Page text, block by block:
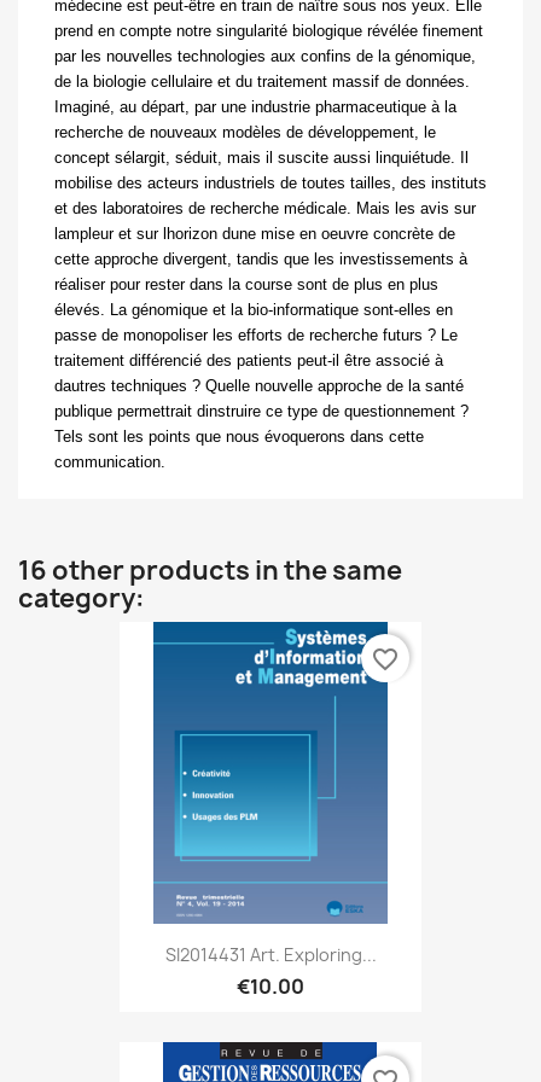
médecine est peut-être en train de naître sous nos yeux. Elle
prend en compte notre singularité biologique révélée finement
par les nouvelles technologies aux confins de la génomique,
de la biologie cellulaire et du traitement massif de données.
Imaginé, au départ, par une industrie pharmaceutique à la
recherche de nouveaux modèles de développement, le
concept sélargit, séduit, mais il suscite aussi linquiétude. Il
mobilise des acteurs industriels de toutes tailles, des instituts
et des laboratoires de recherche médicale. Mais les avis sur
lampleur et sur lhorizon dune mise en oeuvre concrète de
cette approche divergent, tandis que les investissements à
réaliser pour rester dans la course sont de plus en plus
élevés. La génomique et la bio-informatique sont-elles en
passe de monopoliser les efforts de recherche futurs ? Le
traitement différencié des patients peut-il être associé à
dautres techniques ? Quelle nouvelle approche de la santé
publique permettrait dinstruire ce type de questionnement ?
Tels sont les points que nous évoquerons dans cette
communication.
16 other products in the same
category:
SI2014431 Art. Exploring...
€10.00
favorite_border